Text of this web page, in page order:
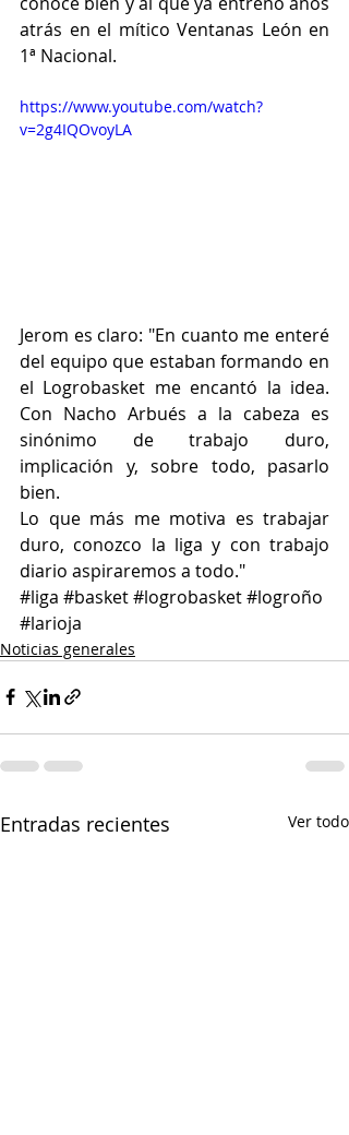
atrás en el mítico Ventanas León en
1ª Nacional.
https://www.youtube.com/watch?
v=2g4IQOvoyLA
Jerom es claro: "En cuanto me enteré
del equipo que estaban formando en
el Logrobasket me encantó la idea.
Con Nacho Arbués a la cabeza es
sinónimo de trabajo duro,
implicación y, sobre todo, pasarlo
bien.
Lo que más me motiva es trabajar
duro, conozco la liga y con trabajo
diario aspiraremos a todo."
#liga #basket#logrobasket#logroño
#larioja
Noticias generales
Entradas recientes Ver todo